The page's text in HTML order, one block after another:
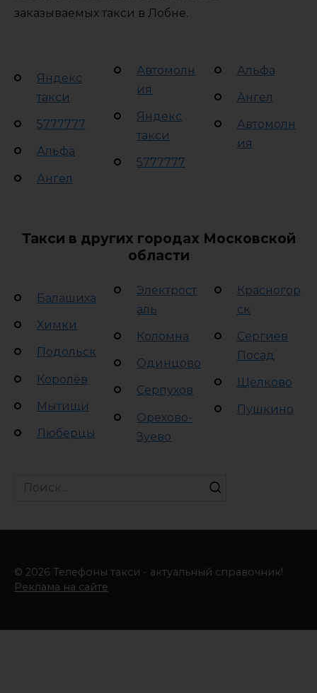
заказываемых такси в Лобне.
Яндекс
такси
5777777
Альфа
Ангел
Автомолн
ия
Яндекс
такси
5777777
Альфа
Ангел
Автомолн
ия
Такси в других городах Московской
области
Балашиха
Химки
Подольск
Королёв
Мытищи
Люберцы
Электрост
аль
Коломна
Одинцово
Серпухов
Орехово-
Зуево
Красногор
ск
Сергиев
Посад
Щёлково
Пушкино
Search
© 2026 Телефоны такси - актуальный справочник!
Реклама на сайте